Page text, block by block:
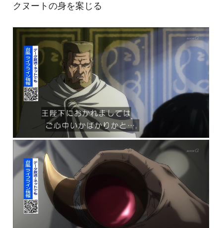
クヌートの身を案じる